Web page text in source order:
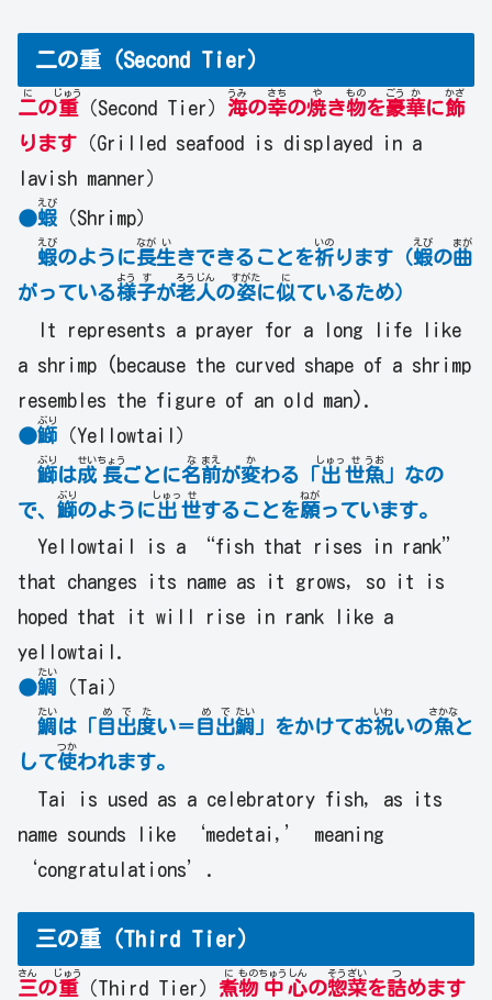
二の重（Second Tier）
二
に
の重
じゅう
（Second Tier） 海
うみ
の幸
さち
の焼
や
き物
もの
を豪
ごう
華
か
に飾
かざ
ります （Grilled seafood is displayed in a
lavish manner）
●蝦
えび
（Shrimp）
蝦
えび
のように長
なが
生
い
きできることを祈
いの
ります（蝦
えび
の曲
まが
がっている様
よう
子
す
が老
ろう
人
じん
の姿
すがた
に似
に
ているため）
It represents a prayer for a long life like
a shrimp (because the curved shape of a shrimp
resembles the figure of an old man).
●鰤
ぶり
（Yellowtail）
鰤
ぶり
は成
せい
長
ちょう
ごとに名
な
前
まえ
が変
か
わる「出
しゅっ
世
せ
魚
うお
」なの
で、 鰤
ぶり
のように出
しゅっ
世
せ
することを願
ねが
っています。
Yellowtail is a “fish that rises in rank”
that changes its name as it grows, so it is
hoped that it will rise in rank like a
yellowtail.
●鯛
たい
（Tai）
鯛
たい
は「目
め
出
で
度
た
い＝目
め
出
で
鯛
たい
」をかけてお祝
いわ
いの魚
さかな
と
して使
つか
われます。
Tai is used as a celebratory fish, as its
name sounds like ‘medetai,’ meaning
‘congratulations’.
三の重（Third Tier）
三
さん
の重
じゅう
（Third Tier） 煮
に
物
もの
中
ちゅう
心
しん
の惣
そう
菜
ざい
を詰
つ
めます